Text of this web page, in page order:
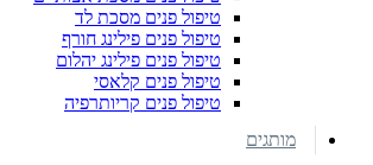
טיפול פנים מסכת לד
טיפול פנים פילינג חורף
טיפול פנים פילינג יהלום
טיפול פנים קלאסי
טיפול פנים קריותרפיה
מותגים